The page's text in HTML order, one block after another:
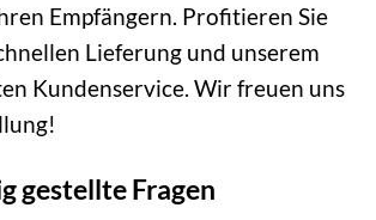
Empfängern. Profitieren Sie
Lieferung und unserem
Kundenservice. Wir freuen uns
gestellte Fragen